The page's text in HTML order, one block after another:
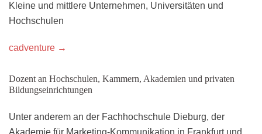
Kleine und mittlere Unternehmen, Universitäten und
Hochschulen
cadventure →
Dozent an Hochschulen, Kammern, Akademien und privaten
Bildungseinrichtungen
Unter anderem an der Fachhochschule Dieburg, der